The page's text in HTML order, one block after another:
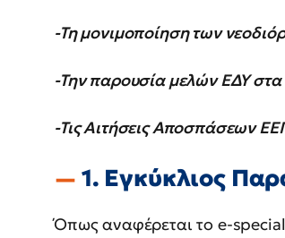
-Τη μονιμοποίηση των
-Την παρουσία μελών ΕΔΥ
-Τις Αιτήσεις Αποσπάσεων
1. Εγκύκλιος
Όπως αναφέρεται το e-